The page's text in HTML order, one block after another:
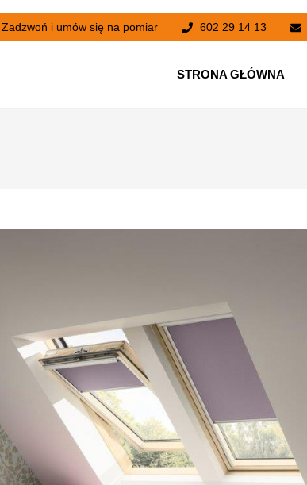
Zadzwoń i umów się na pomiar 602 29 14 13
STRONA GŁÓWNA